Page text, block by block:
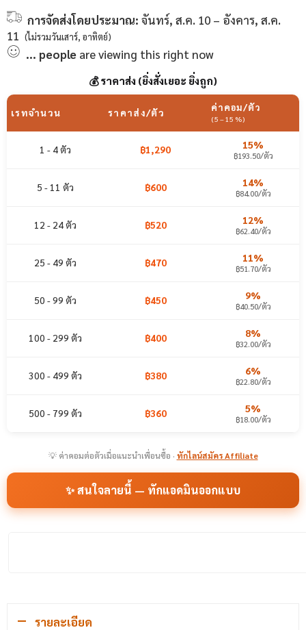
การจัดส่งโดยประมาณ: จันทร์, ส.ค. 10 – อังคาร, ส.ค.
11 (ไม่รวมวันเสาร์, อาทิตย์)
... people are viewing this right now
💰 ราคาส่ง (ยิ่งสั่งเยอะ ยิ่งถูก)
เรทจำนวน ราคาส่ง/ตัว ค่าคอม/ตัว
(5–15%)
1 - 4 ตัว ฿1,290 15%
฿193.50/ตัว
5 - 11 ตัว ฿600 14%
฿84.00/ตัว
12 - 24 ตัว ฿520 12%
฿62.40/ตัว
25 - 49 ตัว ฿470 11%
฿51.70/ตัว
50 - 99 ตัว ฿450 9%
฿40.50/ตัว
100 - 299 ตัว ฿400 8%
฿32.00/ตัว
300 - 499 ตัว ฿380 6%
฿22.80/ตัว
500 - 799 ตัว ฿360 5%
฿18.00/ตัว
💡 ค่าคอมต่อตัวเมื่อแนะนำเพื่อนซื้อ · ทักไลน์สมัคร Affiliate
✨ สนใจลายนี้ — ทักแอดมินออกแบบ
รายละเอียด